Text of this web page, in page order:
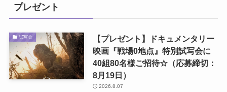
プレゼント
試写会
【プレゼント】ドキュメンタリー
映画『戦場0地点』特別試写会に
40組80名様ご招待☆（応募締切：
8月19日）
2026.8.07